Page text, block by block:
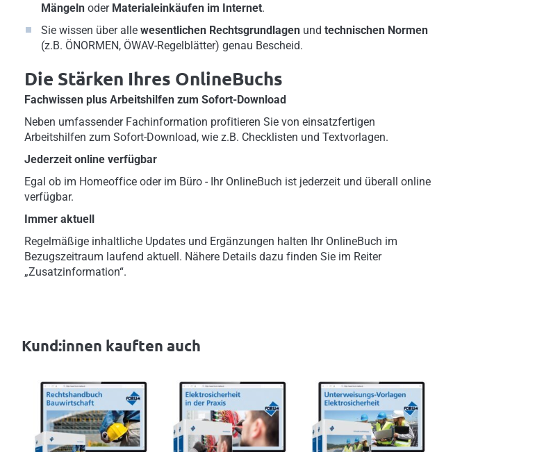
Mängeln oder Materialeinkäufen im Internet.
Sie wissen über alle wesentlichen Rechtsgrundlagen und technischen Normen
(z.B. ÖNORMEN, ÖWAV-Regelblätter) genau Bescheid.
Die Stärken Ihres OnlineBuchs
Fachwissen plus Arbeitshilfen zum Sofort-Download
Neben umfassender Fachinformation profitieren Sie von einsatzfertigen
Arbeitshilfen zum Sofort-Download, wie z.B. Checklisten und Textvorlagen.
Jederzeit online verfügbar
Egal ob im Homeoffice oder im Büro - Ihr OnlineBuch ist jederzeit und überall online
verfügbar.
Immer aktuell
Regelmäßige inhaltliche Updates und Ergänzungen halten Ihr OnlineBuch im
Bezugszeitraum laufend aktuell. Nähere Details dazu finden Sie im Reiter
„Zusatzinformation“.
Kund:innen kauften auch